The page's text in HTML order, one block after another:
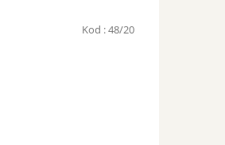
Kod :48/20